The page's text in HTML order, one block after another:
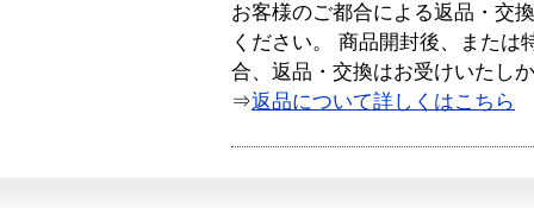
お客様のご都合による返品・交
ください。 商品開封後、または
合、返品・交換はお受けいたし
⇒返品について詳しくはこちら